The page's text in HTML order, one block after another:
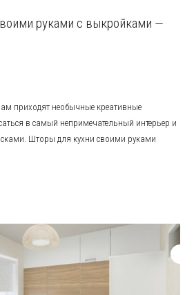
руками с выкройками —
приходят необычные креативные
в самый непримечательный интерьер и
Шторы для кухни своими руками